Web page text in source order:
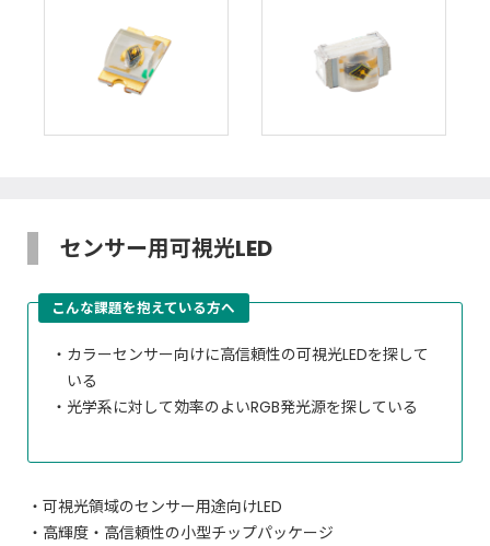
センサー用可視光LED
こんな課題を抱えている方へ
カラーセンサー向けに高信頼性の可視光LEDを探して
いる
光学系に対して効率のよいRGB発光源を探している
・可視光領域のセンサー用途向けLED
・高輝度・高信頼性の小型チップパッケージ